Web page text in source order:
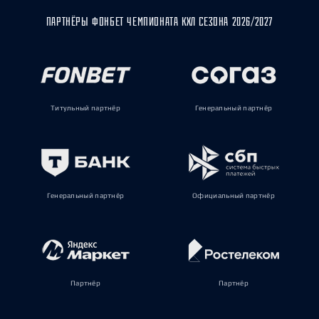
ПАРТНЁРЫ ФОНБЕТ ЧЕМПИОНАТА КХЛ СЕЗОНА 2026/2027
Титульный партнёр Генеральный партнёр
Генеральный партнёр Официальный партнёр
Партнёр Партнёр